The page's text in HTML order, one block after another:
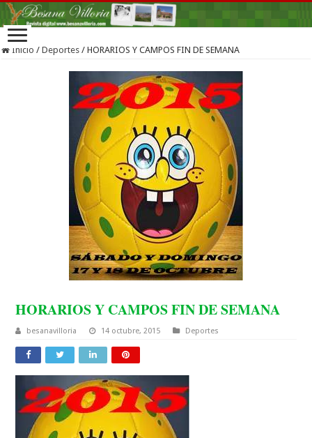
Inicio / Deportes / HORARIOS Y CAMPOS FIN DE SEMANA
HORARIOS Y CAMPOS FIN DE SEMANA
besanavilloria 14 octubre, 2015 Deportes